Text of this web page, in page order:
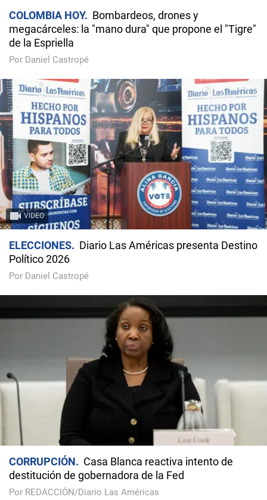
COLOMBIA HOY
Bombardeos, drones y
megacárceles: la "mano dura" que propone el "Tigre"
de la Espriella
Por Daniel Castropé
VIDEO
ELECCIONES
Diario Las Américas presenta Destino
Político 2026
Por Daniel Castropé
CORRUPCIÓN
Casa Blanca reactiva intento de
destitución de gobernadora de la Fed
Por REDACCIÓN/Diario Las Américas